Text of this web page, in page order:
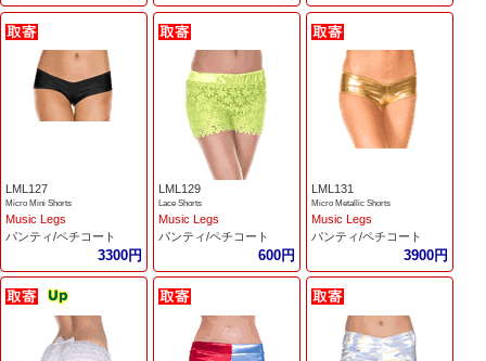
LML127
Micro Mini Shorts
Music Legs
パンティ/ペチコート
3300円
LML129
Lace Shorts
Music Legs
パンティ/ペチコート
600円
LML131
Micro Metallic Shorts
Music Legs
パンティ/ペチコート
3900円